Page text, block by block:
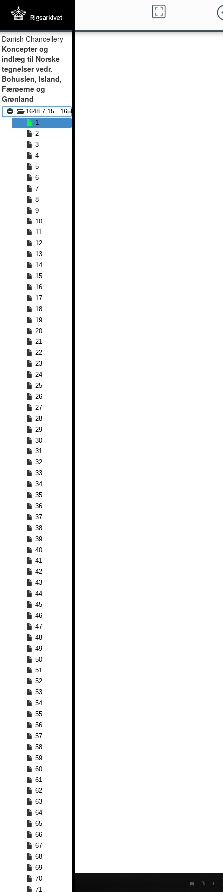
Danish Chancellery
Koncepter og
indlæg til Norske
tegnelser vedr.
Bohuslen, Island,
Færøerne og
Grønland
1648 7 15 - 1658 1 20
1
2
3
4
5
6
7
8
9
10
11
12
13
14
15
16
17
18
19
20
21
22
23
24
25
26
27
28
29
30
31
32
33
34
35
36
37
38
39
40
41
42
43
44
45
46
47
48
49
50
51
52
53
54
55
56
57
58
59
60
61
62
63
64
65
66
67
68
69
70
71